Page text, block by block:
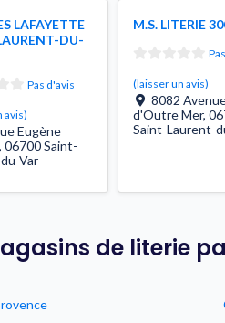
LAFAYETTE
DU-
Pas d'avis
avis)
Eugène
, 06700Saint-
Var
M.S. LITERIE
(laisser un avis)
8082
d'Outre Mer,
Saint-Laurent-
de literie